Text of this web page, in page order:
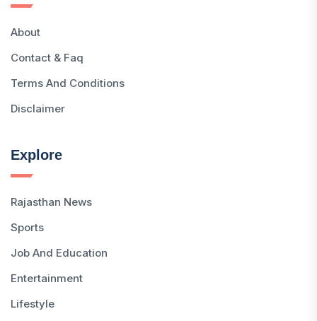
About
Contact & Faq
Terms And Conditions
Disclaimer
Explore
Rajasthan News
Sports
Job And Education
Entertainment
Lifestyle